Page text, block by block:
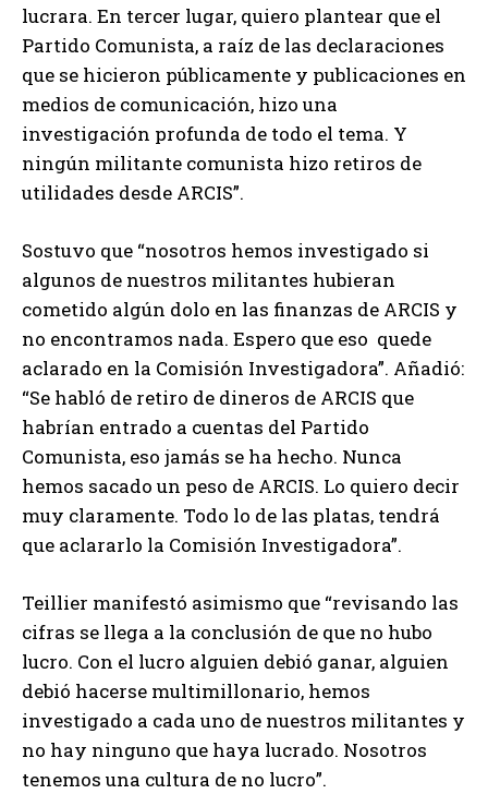
lucrara. En tercer lugar, quiero plantear que el
Partido Comunista, a raíz de las declaraciones
que se hicieron públicamente y publicaciones en
medios de comunicación, hizo una
investigación profunda de todo el tema. Y
ningún militante comunista hizo retiros de
utilidades desde ARCIS”.
Sostuvo que “nosotros hemos investigado si
algunos de nuestros militantes hubieran
cometido algún dolo en las finanzas de ARCIS y
no encontramos nada. Espero que eso quede
aclarado en la Comisión Investigadora”. Añadió:
“Se habló de retiro de dineros de ARCIS que
habrían entrado a cuentas del Partido
Comunista, eso jamás se ha hecho. Nunca
hemos sacado un peso de ARCIS. Lo quiero decir
muy claramente. Todo lo de las platas, tendrá
que aclararlo la Comisión Investigadora”.
Teillier manifestó asimismo que “revisando las
cifras se llega a la conclusión de que no hubo
lucro. Con el lucro alguien debió ganar, alguien
debió hacerse multimillonario, hemos
investigado a cada uno de nuestros militantes y
no hay ninguno que haya lucrado. Nosotros
tenemos una cultura de no lucro”.